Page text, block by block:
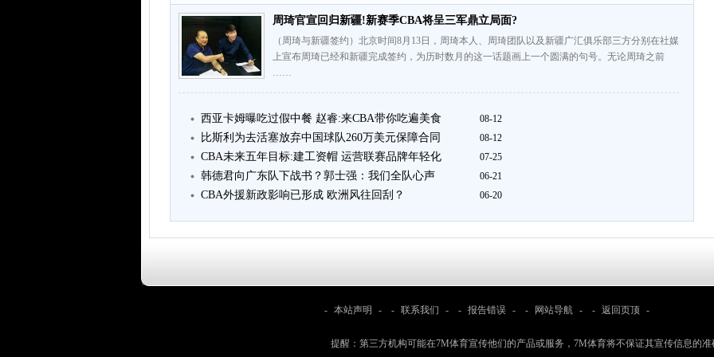
周琦官宣回归新疆!新赛季CBA将呈三军鼎立局面?
（周琦与新疆签约）北京时间8月13日，周琦本人、周琦团队以及新疆广汇俱乐部三方分别在社媒
上宣布周琦已经和新疆完成签约，为历时数月的这一话题画上一个圆满的句号。无论周琦之前
……
西亚卡姆曝吃过假中餐 赵睿:来CBA带你吃遍美食 08-12
比斯利为去活塞放弃中国球队260万美元保障合同 08-12
CBA未来五年目标:建工资帽 运营联赛品牌年轻化 07-25
韩德君向广东队下战书？郭士强：我们全队心声 06-21
CBA外援新政影响已形成 欧洲风往回刮？ 06-20
- 本站声明 - - 联系我们 - - 报告错误 - - 网站导航 - - 返回页顶 -
提醒：第三方机构可能在7M体育宣传他们的产品或服务，7M体育将不保证其宣传信息的准